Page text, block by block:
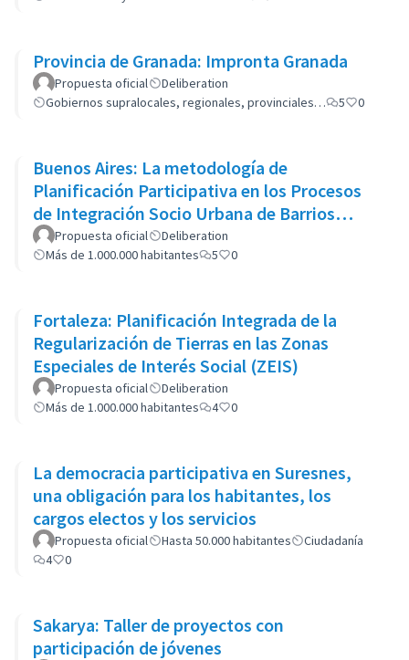
Provincia de Granada: Impronta Granada
Propuesta oficial
Deliberation
Gobiernos supralocales, regionales, provinciales…
5 0
Buenos Aires: La metodología de
Planificación Participativa en los Procesos
de Integración Socio Urbana de Barrios
Populares: el caso del Barrio 20
Propuesta oficial
Deliberation
Más de 1.000.000 habitantes
5 0
Fortaleza: Planificación Integrada de la
Regularización de Tierras en las Zonas
Especiales de Interés Social (ZEIS)
Propuesta oficial
Deliberation
Más de 1.000.000 habitantes
4 0
La democracia participativa en Suresnes,
una obligación para los habitantes, los
cargos electos y los servicios
Propuesta oficial Hasta 50.000 habitantes
Ciudadanía
4
0
Sakarya: Taller de proyectos con
participación de jóvenes